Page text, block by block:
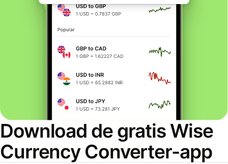
Download de gratis Wise
Currency Converter-app